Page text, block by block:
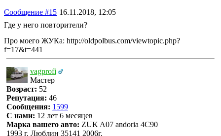
Сообщение #15 16.11.2018, 12:05
Где у него повторители?
Про моего ЖУКа: http://oldpolbus.com/viewtopic.php?
f=17&t=441
vagprofi
Мастер
Возраст: 52
Репутация: 46
Сообщения: 1599
С нами: 12 лет 6 месяцев
Марка вашего авто: ZUK A07 andoria 4C90
1993 г. Люблин 35141 2006г.